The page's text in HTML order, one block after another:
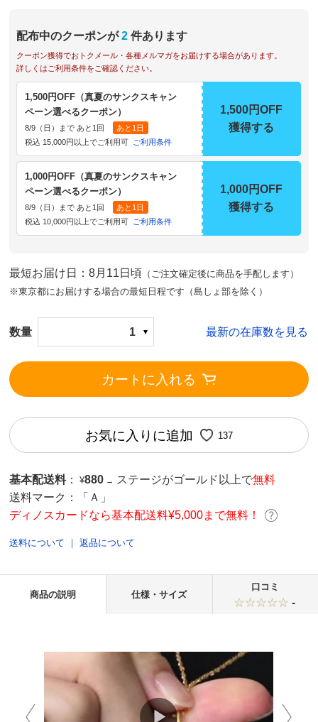
配布中のクーポンが 2 件あります
クーポン獲得でおトクメール・各種メルマガをお届けする場合があります。
詳しくはご利用条件をご確認ください。
1,500円OFF（真夏のサンクスキャン
ペーン選べるクーポン）
8/9（日）まで あと1回
あと1日
税込 15,000円以上でご利用可
ご利用条件
1,500円OFF
獲得する
1,000円OFF（真夏のサンクスキャン
ペーン選べるクーポン）
8/9（日）まで あと1回
あと1日
税込 10,000円以上でご利用可
ご利用条件
1,000円OFF
獲得する
最短お届け日：8月11日頃 （ご注文確定後に商品を手配します）
※東京都にお届けする場合の最短日程です（島しょ部を除く）
数量 1 最新の在庫数を見る
カートに入れる
お気に入りに追加 137
基本配送料 ： ¥880 → ステージがゴールド以上で無料
送料マーク：
「Ａ」
ディノスカードなら基本配送料¥5,000まで無料！
送料について ｜返品について
商品の説明 仕様・サイズ
口コミ
-